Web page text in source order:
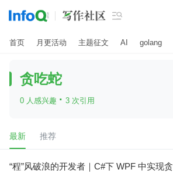

首页 月更活动 主题征文 AI golang
贪吃蛇
0 人感兴趣 · 3 次引用
最新 推荐
“程”风破浪的开发者｜C#下 WPF 中实现贪